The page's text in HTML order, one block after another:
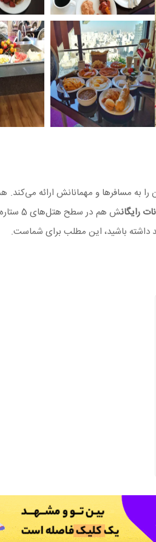
به مسافرها و مهمانانش ارائه می‌کند.
رایگان
ش هم در
داشته باشید، این مطلب برای شماست.